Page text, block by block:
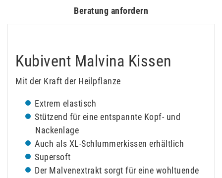
Beratung anfordern
Kubivent Malvina Kissen
Mit der Kraft der Heilpflanze
Extrem elastisch
Stützend für eine entspannte Kopf- und
Nackenlage
Auch als XL-Schlummerkissen erhältlich
Supersoft
Der Malvenextrakt sorgt für eine wohltuende